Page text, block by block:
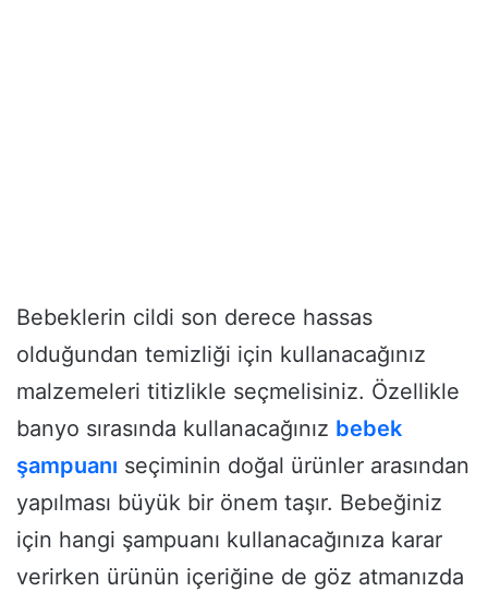
Bebeklerin cildi son derece hassas
olduğundan temizliği için kullanacağınız
malzemeleri titizlikle seçmelisiniz. Özellikle
banyo sırasında kullanacağınız bebek
şampuanı seçiminin doğal ürünler arasından
yapılması büyük bir önem taşır. Bebeğiniz
için hangi şampuanı kullanacağınıza karar
verirken ürünün içeriğine de göz atmanızda